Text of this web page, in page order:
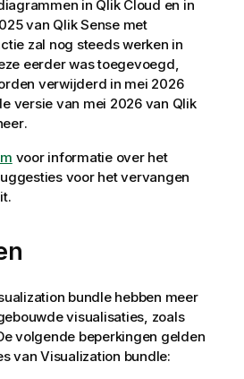
in Qlik Cloud en in
van Qlik Sense met
zal nog steeds werken in
eerder was toegevoegd,
verwijderd in mei 2026
versie van mei 2026 van Qlik
.
voor informatie over het
voor het vervangen
bundlehebben meer
visualisaties, zoals
volgende beperkingen gelden
van Visualization bundle: